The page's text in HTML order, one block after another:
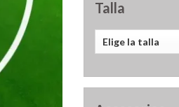
Talla